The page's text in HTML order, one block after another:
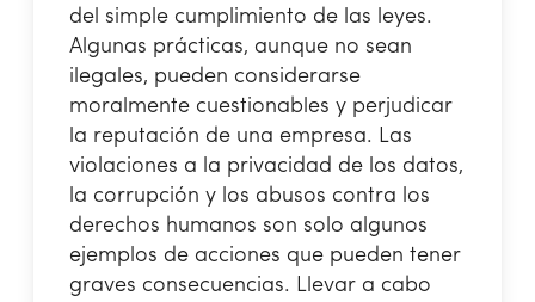
del simple cumplimiento de las leyes.
Algunas prácticas, aunque no sean
ilegales, pueden considerarse
moralmente cuestionables y perjudicar
la reputación de una empresa. Las
violaciones a la privacidad de los datos,
la corrupción y los abusos contra los
derechos humanos son solo algunos
ejemplos de acciones que pueden tener
graves consecuencias. Llevar a cabo